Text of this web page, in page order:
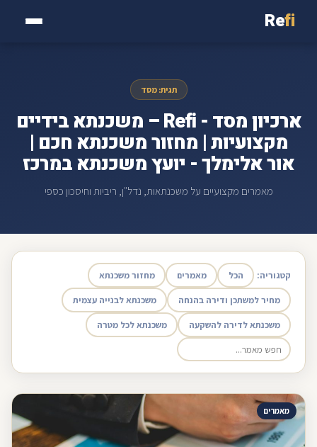
Refi
תגית: מסד
ארכיון מסד - Refi – משכנתא בידיים
מקצועיות | מחזור משכנתא חכם |
אור אלימלך - יועץ משכנתא במרכז
מאמרים מקצועיים על משכנתאות, נדל"ן, ריביות וחיסכון כספי
קטגוריה: הכל מאמרים מחזור משכנתא
מחיר למשתכן ודירה בהנחה משכנתא לבנייה עצמית
משכנתא לדירה להשקעה משכנתא לכל מטרה
מאמרים